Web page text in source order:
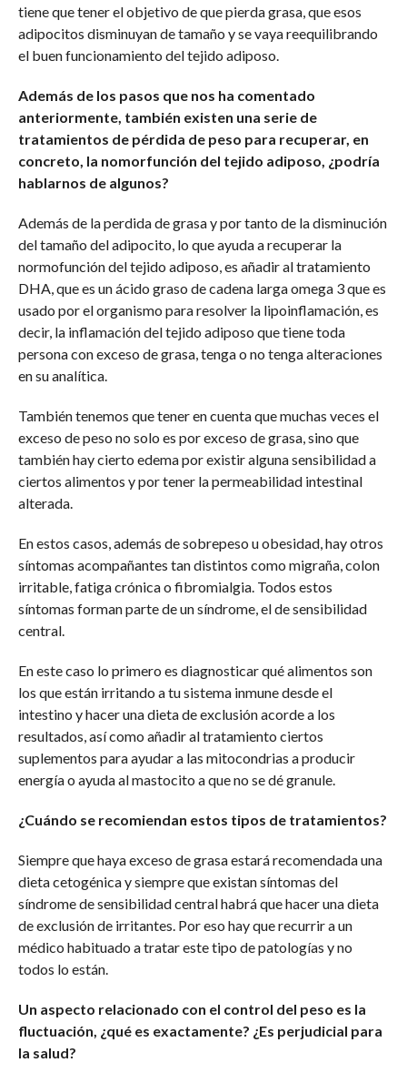
tiene que tener el objetivo de que pierda grasa, que esos
adipocitos disminuyan de tamaño y se vaya reequilibrando
el buen funcionamiento del tejido adiposo.
Además de los pasos que nos ha comentado
anteriormente, también existen una serie de
tratamientos de pérdida de peso para recuperar, en
concreto, la nomorfunción del tejido adiposo, ¿podría
hablarnos de algunos?
Además de la perdida de grasa y por tanto de la disminución
del tamaño del adipocito, lo que ayuda a recuperar la
normofunción del tejido adiposo, es añadir al tratamiento
DHA, que es un ácido graso de cadena larga omega 3 que es
usado por el organismo para resolver la lipoinflamación, es
decir, la inflamación del tejido adiposo que tiene toda
persona con exceso de grasa, tenga o no tenga alteraciones
en su analítica.
También tenemos que tener en cuenta que muchas veces el
exceso de peso no solo es por exceso de grasa, sino que
también hay cierto edema por existir alguna sensibilidad a
ciertos alimentos y por tener la permeabilidad intestinal
alterada.
En estos casos, además de sobrepeso u obesidad, hay otros
síntomas acompañantes tan distintos como migraña, colon
irritable, fatiga crónica o fibromialgia. Todos estos
síntomas forman parte de un síndrome, el de sensibilidad
central.
En este caso lo primero es diagnosticar qué alimentos son
los que están irritando a tu sistema inmune desde el
intestino y hacer una dieta de exclusión acorde a los
resultados, así como añadir al tratamiento ciertos
suplementos para ayudar a las mitocondrias a producir
energía o ayuda al mastocito a que no se dé granule.
¿Cuándo se recomiendan estos tipos de tratamientos?
Siempre que haya exceso de grasa estará recomendada una
dieta cetogénica y siempre que existan síntomas del
síndrome de sensibilidad central habrá que hacer una dieta
de exclusión de irritantes. Por eso hay que recurrir a un
médico habituado a tratar este tipo de patologías y no
todos lo están.
Un aspecto relacionado con el control del peso es la
fluctuación, ¿qué es exactamente? ¿Es perjudicial para
la salud?